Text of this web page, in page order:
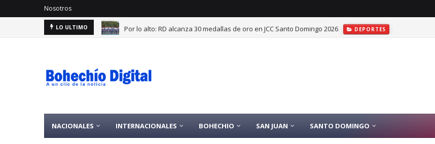
Nosotros
LO ULTIMO Por lo alto: RD alcanza 30 medallas de oro en JCC Santo Domingo 2026 DEPORTES
NACIONALES INTERNACIONALES BOHECHIO SAN JUAN SANTO DOMINGO